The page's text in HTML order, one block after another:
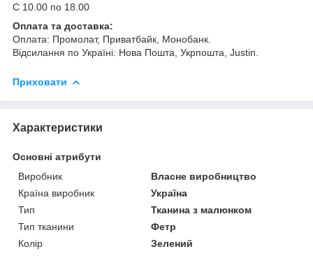
С 10.00 по 18.00
Оплата та доставка:
Оплата: Промолат, Приватбайк, Монобанк.
Відсилання по Україні: Нова Пошта, Укрпошта, Justin.
Приховати
Характеристики
Основні атрибути
Виробник
Власне виробництво
Країна виробник
Україна
Тип
Тканина з малюнком
Тип тканини
Фетр
Колір
Зелений